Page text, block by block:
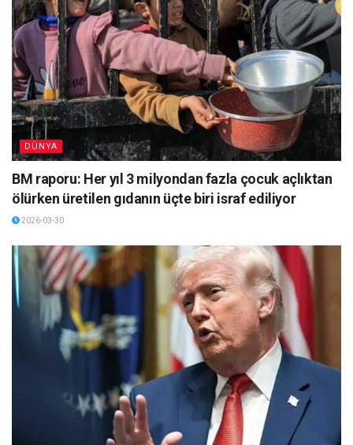
DÜNYA
BM raporu: Her yıl 3 milyondan fazla çocuk açlıktan
ölürken üretilen gıdanın üçte biri israf ediliyor
2026-03-30